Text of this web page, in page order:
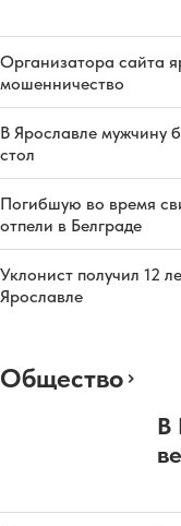
Организатора сайта
мошенничество
В Ярославле мужчину
стол
Погибшую во время
отпели в Белграде
Уклонист получил 12
Ярославле
Общество
В